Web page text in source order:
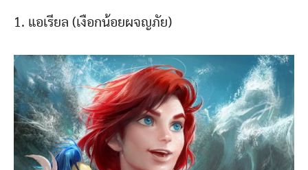
1. แอเรียล (เงือกน้อยผจญภัย)